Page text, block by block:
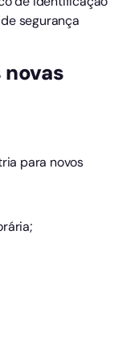
segurança
para novos